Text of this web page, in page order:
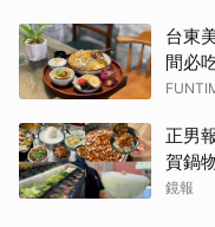
台東
間必
正男
賀鍋
飯、
鏡報